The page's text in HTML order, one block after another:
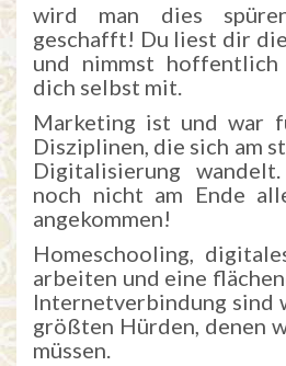
wird man dies
geschafft! Du liest dir
und nimmst
dich selbst mit.
Marketing ist und war
Disziplinen, die sich am
Digitalisierung
noch nicht am Ende
angekommen!
Homeschooling,
arbeiten und eine
Internetverbindung sind
größten Hürden, denen
müssen.